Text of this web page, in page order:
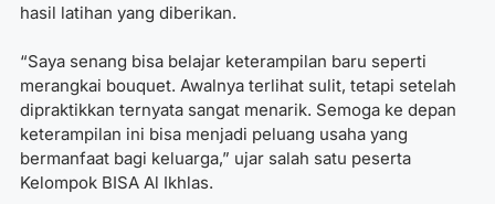
hasil latihan yang diberikan.
“Saya senang bisa belajar keterampilan baru seperti
merangkai bouquet. Awalnya terlihat sulit, tetapi setelah
dipraktikkan ternyata sangat menarik. Semoga ke depan
keterampilan ini bisa menjadi peluang usaha yang
bermanfaat bagi keluarga,” ujar salah satu peserta
Kelompok BISA Al Ikhlas.